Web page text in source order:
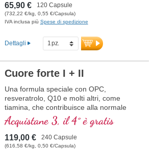
65,90 € 120 Capsule
(732,22 €/kg, 0,55 €/Capsula)
IVA inclusa più Spese di spedizione
Dettagli
Cuore forte I + II
Una formula speciale con OPC,
resveratrolo, Q10 e molti altri, come
tiamina, che contribuisce alla normale
funzione cardiaca. (Formula 1 e Formula
2)
Acquistane 3, il 4° è gratis
119,00 € 240 Capsule
(616,58 €/kg, 0,50 €/Capsula)